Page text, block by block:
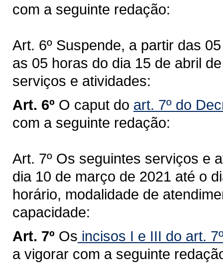
com a seguinte redação:
Art. 6º Suspende, a partir das
as 05 horas do dia 15 de abril
serviços e atividades:
Art. 6º O caput do art. 7º do
com a seguinte redação:
Art. 7º Os seguintes serviços e
dia 10 de março de 2021 até o
horário, modalidade de
capacidade:
Art. 7º Os incisos I e III do art.
a vigorar com a seguinte